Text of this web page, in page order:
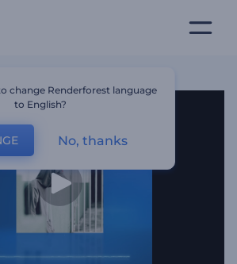
change Renderforest language
to English?
No, thanks